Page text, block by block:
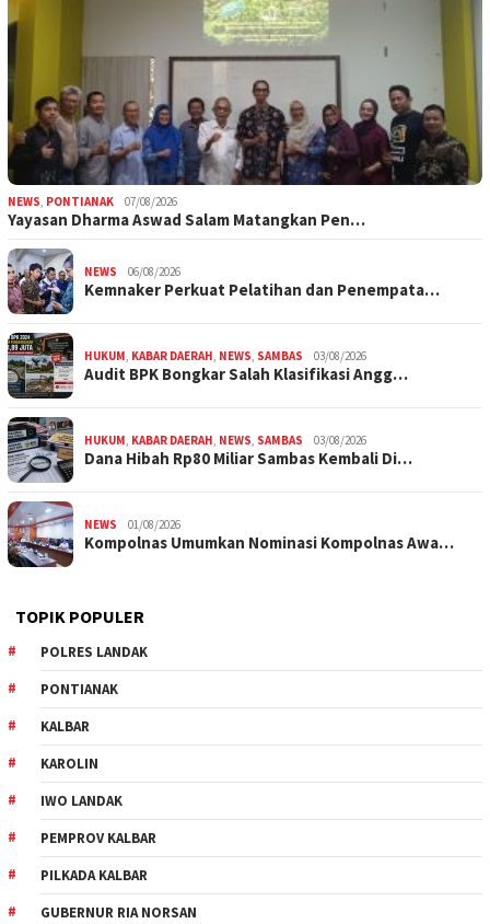
NEWS PONTIANAK 07/08/2026
Yayasan Dharma Aswad Salam Matangkan Pen…
NEWS 06/08/2026
Kemnaker Perkuat Pelatihan dan Penempata…
HUKUM KABAR DAERAH NEWS SAMBAS 03/08/2026
Audit BPK Bongkar Salah Klasifikasi Angg…
HUKUM KABAR DAERAH NEWS SAMBAS 03/08/2026
Dana Hibah Rp80 Miliar Sambas Kembali Di…
NEWS 01/08/2026
Kompolnas Umumkan Nominasi Kompolnas Awa…
TOPIK POPULER
POLRES LANDAK
PONTIANAK
KALBAR
KAROLIN
IWO LANDAK
PEMPROV KALBAR
PILKADA KALBAR
GUBERNUR RIA NORSAN